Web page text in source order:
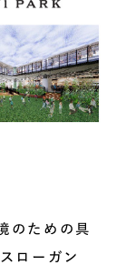
のための具
ローガン